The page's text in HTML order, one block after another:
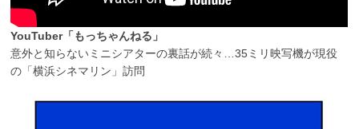
YouTuber「もっちゃんねる」
意外と知らないミニシアターの裏話が続々…35ミリ映写機が現役
の「横浜シネマリン」訪問